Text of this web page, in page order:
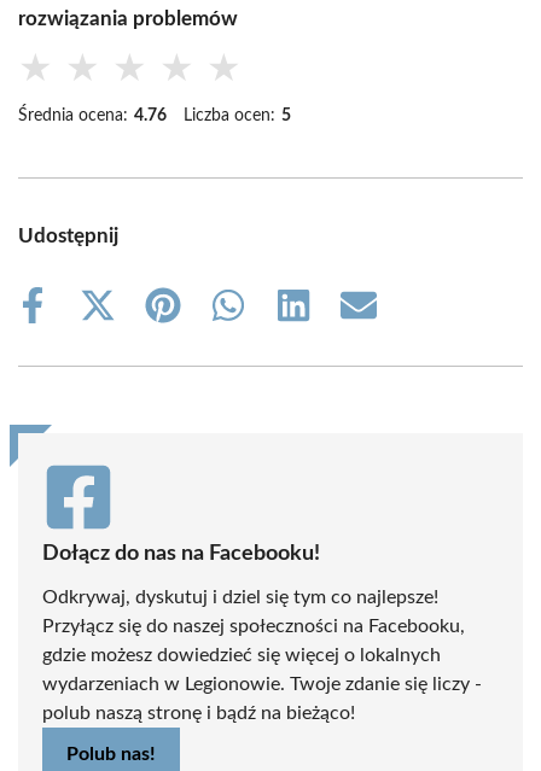
rozwiązania problemów
★ ★ ★ ★ ★
Średnia ocena: 4.76 Liczba ocen: 5
Udostępnij
Share
Share
(Twitter)
Share
Share
Share
Share
Dołącz do nas na Facebooku!
Odkrywaj, dyskutuj i dziel się tym co najlepsze!
Przyłącz się do naszej społeczności na Facebooku,
gdzie możesz dowiedzieć się więcej o lokalnych
wydarzeniach w Legionowie. Twoje zdanie się liczy -
polub naszą stronę i bądź na bieżąco!
Polub nas!